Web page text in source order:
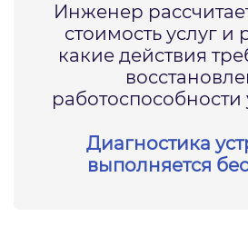
Инженер
стоимость услуг и
какие действия
работоспособности
Диагностика
выполняется